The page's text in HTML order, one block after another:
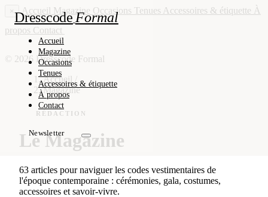
DresscodeFormal
Accueil
Magazine
Occasions
Tenues
Accessoires & étiquette
À propos
Contact
Newsletter
× Accueil Magazine Occasions Tenues Accessoires & étiquette À
propos Contact
© 2026 Dresscode Formal
Accueil /
Magazine
RÉDACTION
Le Magazine
63 articles pour naviguer les codes vestimentaires de
l'époque contemporaine : cérémonies, gala, costumes,
accessoires et savoir-vivre.